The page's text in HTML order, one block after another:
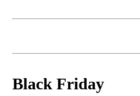
Black Friday